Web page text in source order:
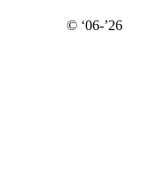
© ‘06-’26